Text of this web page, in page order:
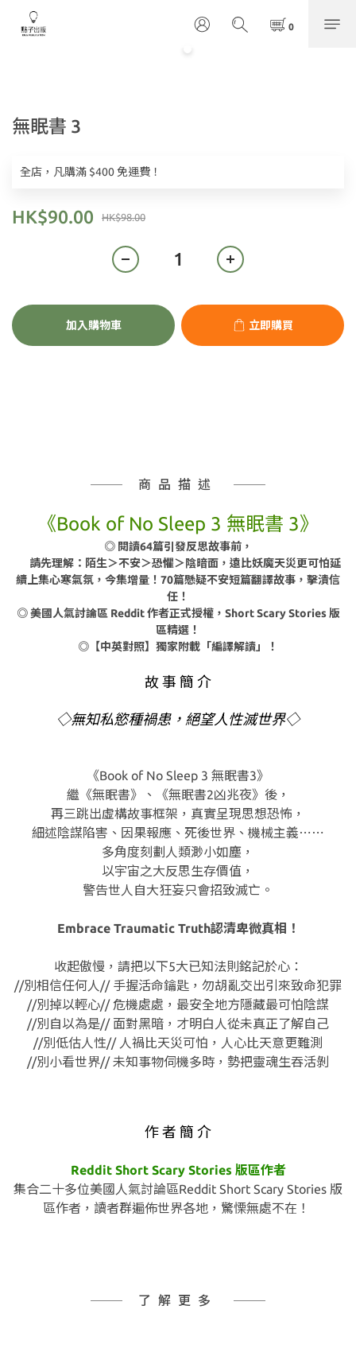
無眠書 3
全店，凡購滿 $400 免運費！
HK$98.00
HK$90.00
加入購物車 立即購買
商品描述
《Book of No Sleep 3 無眠書 3》
◎ 閱讀64篇引發反思故事前，
請先理解：陌生＞不安＞恐懼＞陰暗面，遠比妖魔天災更可怕延
續上集心寒氣氛，今集增量！70篇懸疑不安短篇翻譯故事，擊潰信
任！
◎美國人氣討論區 Reddit 作者正式授權，Short Scary Stories 版
區精選！
◎ 【中英對照】獨家附載「編譯解讀」！
故 事 簡 介
◇無知私慾種禍患，絕望人性滅世界◇
《Book of No Sleep 3 無眠書3》
繼《無眠書》、《無眠書2凶兆夜》後，
再三跳出虛構故事框架，真實呈現思想恐怖，
細述陰謀陷害、因果報應、死後世界、機械主義⋯⋯
多角度刻劃人類渺小如塵，
以宇宙之大反思生存價值，
警告世人自大狂妄只會招致滅亡。
Embrace Traumatic Truth認清卑微真相！
收起傲慢，請把以下5大已知法則銘記於心：
//別相信任何人// 手握活命鑰匙，勿胡亂交出引來致命犯罪
//別掉以輕心// 危機處處，最安全地方隱藏最可怕陰謀
//別自以為是// 面對黑暗，才明白人從未真正了解自己
//別低估人性// 人禍比天災可怕，人心比天意更難測
//別小看世界// 未知事物伺機多時，勢把靈魂生吞活剝
作 者 簡 介
Reddit Short Scary Stories 版區作者
集合二十多位美國人氣討論區Reddit Short Scary Stories 版
區作者，讀者群遍佈世界各地，驚慄無處不在！
了解更多